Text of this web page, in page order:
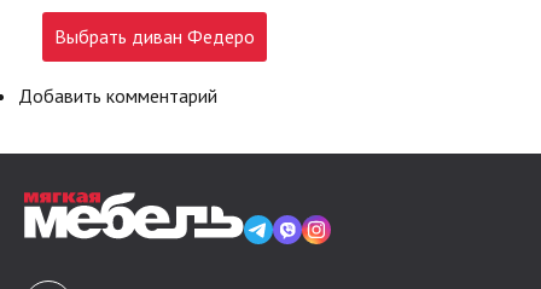
Выбрать диван Федеро
Добавить комментарий